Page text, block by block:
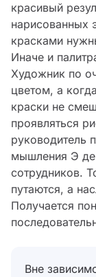
красивый
нарисованных
красками
Иначе и
Художник по
цветом, а
краски не
проявляться
руководитель
мышления Э
сотрудников.
путаются, а
Получается
Вне